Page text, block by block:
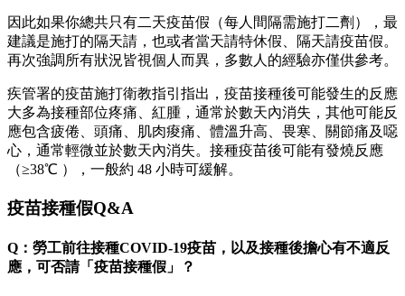
因此如果你總共只有二天疫苗假（每人間隔需施打二劑），最
建議是施打的隔天請，也或者當天請特休假、隔天請疫苗假。
再次強調所有狀況皆視個人而異，多數人的經驗亦僅供參考。
疾管署的疫苗施打衛教指引指出，疫苗接種後可能發生的反應
大多為接種部位疼痛、紅腫，通常於數天內消失，其他可能反
應包含疲倦、頭痛、肌肉痠痛、體溫升高、畏寒、關節痛及噁
心，通常輕微並於數天內消失。接種疫苗後可能有發燒反應
（≥38℃ ），一般約 48 小時可緩解。
疫苗接種假Q&A
Q：勞工前往接種COVID-19疫苗，以及接種後擔心有不適反
應，可否請「疫苗接種假」？